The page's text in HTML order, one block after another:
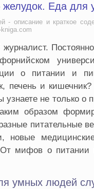
Еда для
и краткое
kniga.com
о питании и
печень и
не только
образом
питательные
новые
мифов о питании
умных людей